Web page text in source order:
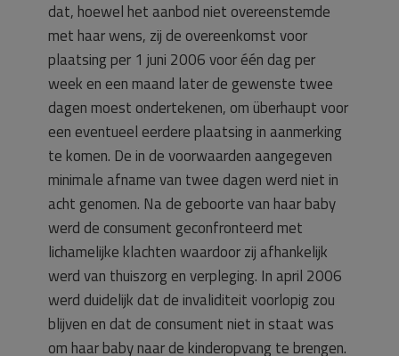
dat, hoewel het aanbod niet overeenstemde
met haar wens, zij de overeenkomst voor
plaatsing per 1 juni 2006 voor één dag per
week en een maand later de gewenste twee
dagen moest ondertekenen, om überhaupt voor
een eventueel eerdere plaatsing in aanmerking
te komen. De in de voorwaarden aangegeven
minimale afname van twee dagen werd niet in
acht genomen. Na de geboorte van haar baby
werd de consument geconfronteerd met
lichamelijke klachten waardoor zij afhankelijk
werd van thuiszorg en verpleging. In april 2006
werd duidelijk dat de invaliditeit voorlopig zou
blijven en dat de consument niet in staat was
om haar baby naar de kinderopvang te brengen.